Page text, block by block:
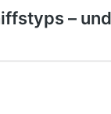
–